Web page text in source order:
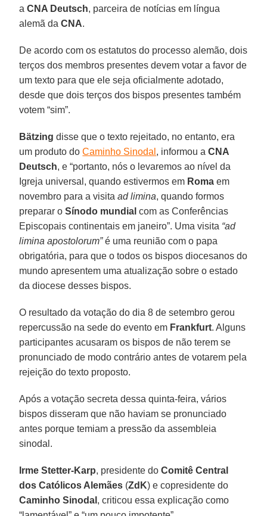
aCNA Deutsch, parceira de notícias em língua
alemã daCNA.
De acordo com os estatutos do processo alemão, dois
terços dos membros presentes devem votar a favor de
um texto para que ele seja oficialmente adotado,
desde que dois terços dos bispos presentes também
votem “sim”.
Bätzing disse que o texto rejeitado, no entanto, era
um produto doCaminho Sinodal , informou aCNA
Deutsch, e “portanto, nós o levaremos ao nível da
Igreja universal, quando estivermos em Roma em
novembro para a visitaad limina, quando formos
preparar oSínodo mundial com as Conferências
Episcopais continentais em janeiro”. Uma visita “ad
limina apostolorum”é uma reunião com o papa
obrigatória, para que o todos os bispos diocesanos do
mundo apresentem uma atualização sobre o estado
da diocese desses bispos.
O resultado da votação do dia 8 de setembro gerou
repercussão na sede do evento em Frankfurt. Alguns
participantes acusaram os bispos de não terem se
pronunciado de modo contrário antes de votarem pela
rejeição do texto proposto.
Após a votação secreta dessa quinta-feira, vários
bispos disseram que não haviam se pronunciado
antes porque temiam a pressão da assembleia
sinodal.
Irme Stetter-Karp, presidente doComitê Central
dos Católicos Alemães (ZdK) e copresidente do
Caminho Sinodal , criticou essa explicação como